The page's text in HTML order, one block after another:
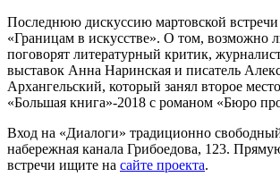
Последнюю дискуссию мартовской встречи
«Границам в искусстве». О том, возможно
поговорят литературный критик,
выставок Анна Наринская и писатель
Архангельский, который занял второе
«Большая книга»-2018 с романом «Бюро
Вход на «Диалоги» традиционно
набережная канала Грибоедова, 123.
встречи ищите на сайте проекта.